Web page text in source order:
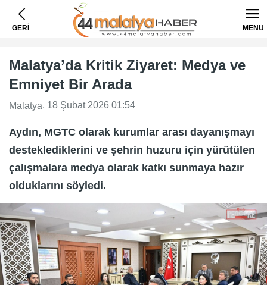
GERİ MENÜ
Malatya’da Kritik Ziyaret: Medya ve
Emniyet Bir Arada
Malatya, 18 Şubat 2026 01:54
Aydın, MGTC olarak kurumlar arası dayanışmayı
desteklediklerini ve şehrin huzuru için yürütülen
çalışmalara medya olarak katkı sunmaya hazır
olduklarını söyledi.